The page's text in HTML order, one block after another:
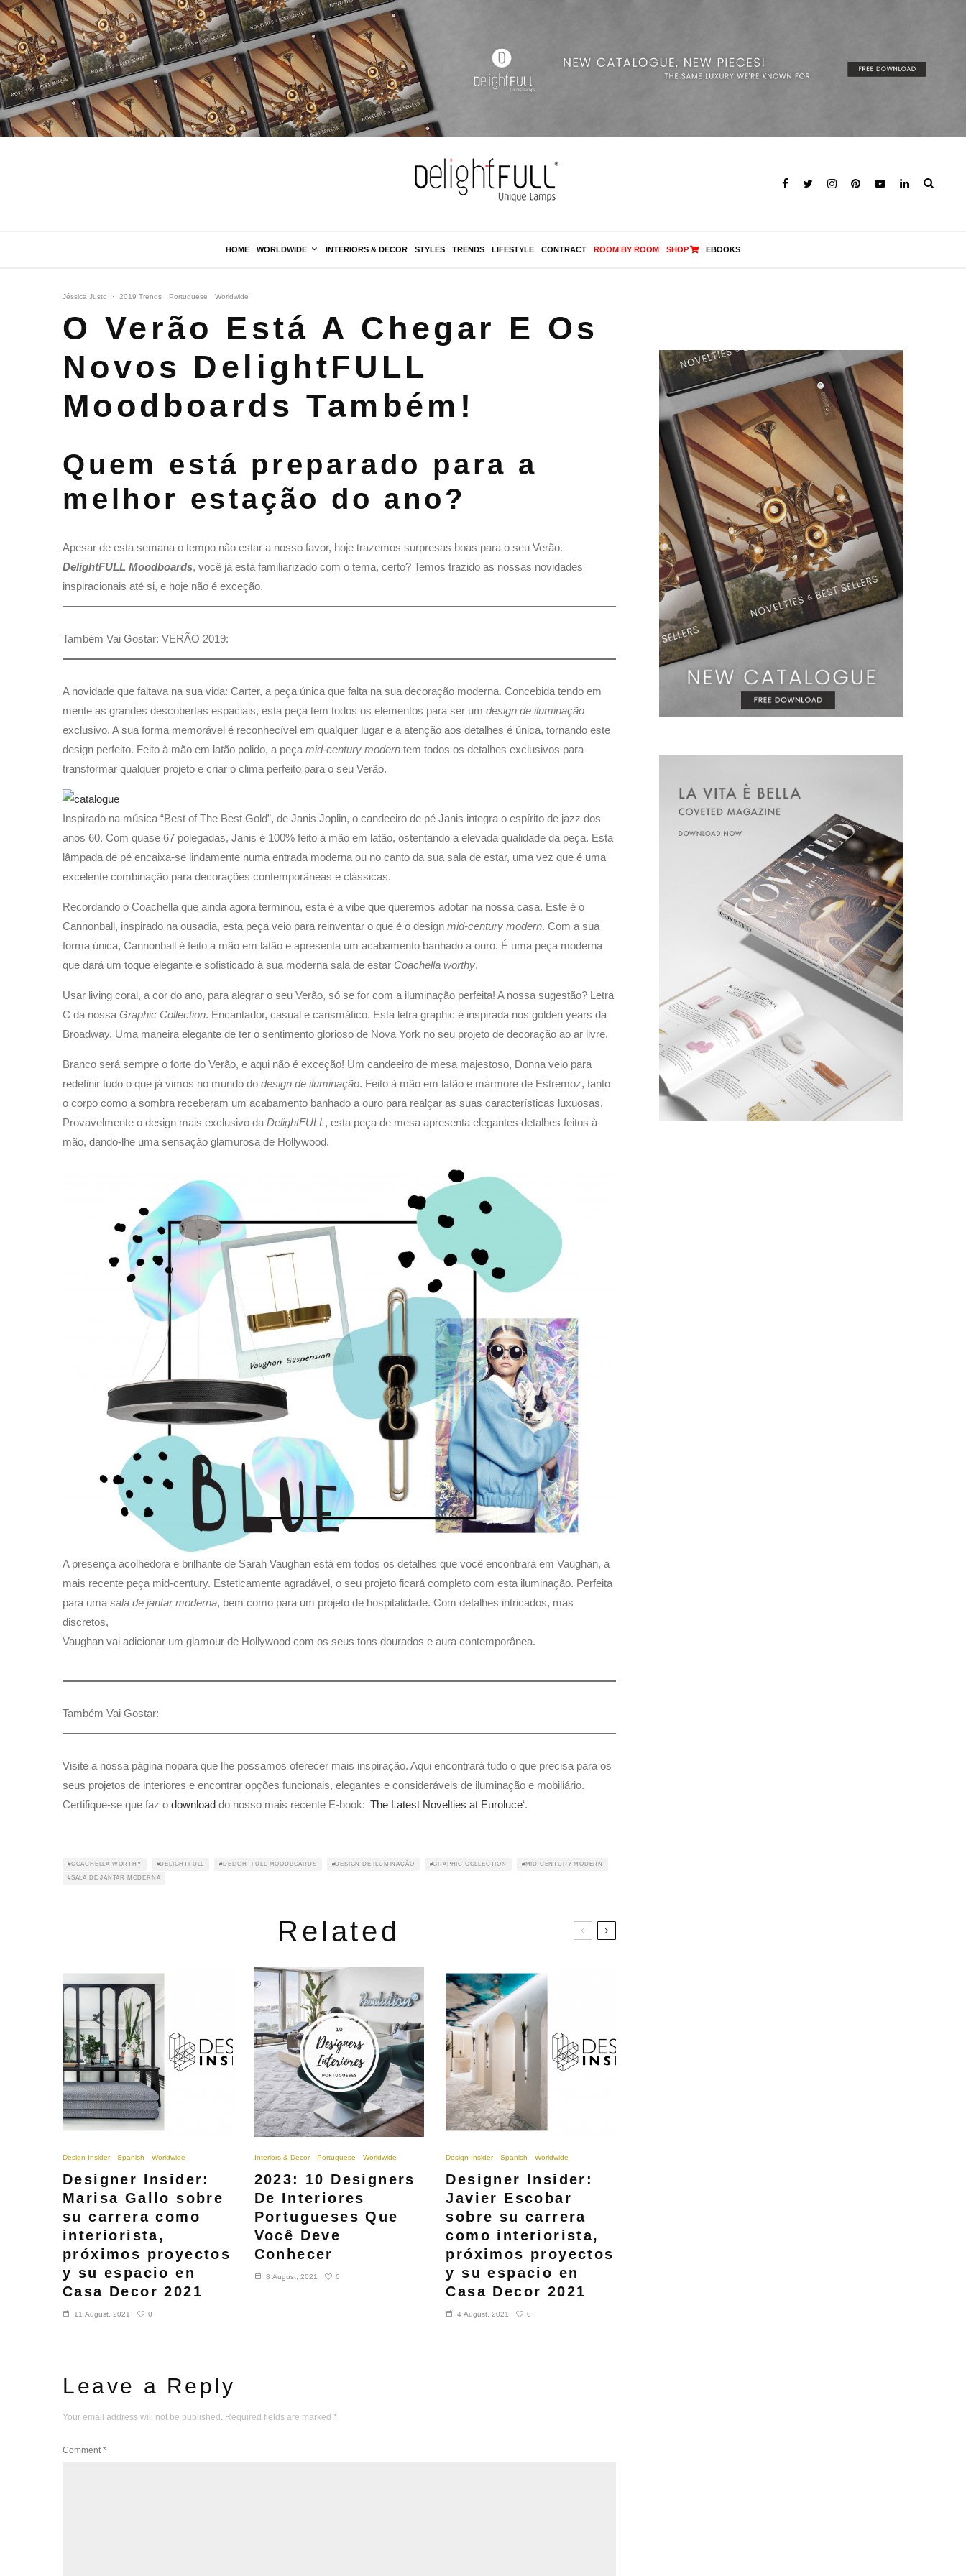
HOME WORLDWIDE INTERIORS & DECOR STYLES TRENDS LIFESTYLE CONTRACT ROOM BY ROOM SHOP EBOOKS
Jéssica Justo · 2019 Trends Portuguese Worldwide
O Verão Está A Chegar E Os
Novos DelightFULL
Moodboards Também!
Quem está preparado para a
melhor estação do ano?
Apesar de esta semana o tempo não estar a nosso favor, hoje trazemos surpresas boas para o seu Verão.
DelightFULL Moodboards, você já está familiarizado com o tema, certo? Temos trazido as nossas novidades
inspiracionais até si, e hoje não é exceção.
Também Vai Gostar: VERÃO 2019:
A novidade que faltava na sua vida: Carter, a peça única que falta na sua decoração moderna. Concebida tendo em
mente as grandes descobertas espaciais, esta peça tem todos os elementos para ser um design de iluminação
exclusivo. A sua forma memorável é reconhecível em qualquer lugar e a atenção aos detalhes é única, tornando este
design perfeito. Feito à mão em latão polido, a peça mid-century modern tem todos os detalhes exclusivos para
transformar qualquer projeto e criar o clima perfeito para o seu Verão.
Inspirado na música “Best of The Best Gold”, de Janis Joplin, o candeeiro de pé Janis integra o espírito de jazz dos
anos 60. Com quase 67 polegadas, Janis é 100% feito à mão em latão, ostentando a elevada qualidade da peça. Esta
lâmpada de pé encaixa-se lindamente numa entrada moderna ou no canto da sua sala de estar, uma vez que é uma
excelente combinação para decorações contemporâneas e clássicas.
Recordando o Coachella que ainda agora terminou, esta é a vibe que queremos adotar na nossa casa. Este é o
Cannonball, inspirado na ousadia, esta peça veio para reinventar o que é o design mid-century modern. Com a sua
forma única, Cannonball é feito à mão em latão e apresenta um acabamento banhado a ouro. É uma peça moderna
que dará um toque elegante e sofisticado à sua moderna sala de estar Coachella worthy.
Usar living coral, a cor do ano, para alegrar o seu Verão, só se for com a iluminação perfeita! A nossa sugestão? Letra
C da nossa Graphic Collection. Encantador, casual e carismático. Esta letra graphic é inspirada nos golden years da
Broadway. Uma maneira elegante de ter o sentimento glorioso de Nova York no seu projeto de decoração ao ar livre.
Branco será sempre o forte do Verão, e aqui não é exceção! Um candeeiro de mesa majestoso, Donna veio para
redefinir tudo o que já vimos no mundo do design de iluminação. Feito à mão em latão e mármore de Estremoz, tanto
o corpo como a sombra receberam um acabamento banhado a ouro para realçar as suas características luxuosas.
Provavelmente o design mais exclusivo da DelightFULL , esta peça de mesa apresenta elegantes detalhes feitos à
mão, dando-lhe uma sensação glamurosa de Hollywood.
A presença acolhedora e brilhante de Sarah Vaughan está em todos os detalhes que você encontrará em Vaughan, a
mais recente peça mid-century. Esteticamente agradável, o seu projeto ficará completo com esta iluminação. Perfeita
para uma sala de jantar moderna, bem como para um projeto de hospitalidade. Com detalhes intricados, mas
discretos,
Vaughan vai adicionar um glamour de Hollywood com os seus tons dourados e aura contemporânea.
Também Vai Gostar:
Visite a nossa página nopara que lhe possamos oferecer mais inspiração. Aqui encontrará tudo o que precisa para os
seus projetos de interiores e encontrar opções funcionais, elegantes e consideráveis de iluminação e mobiliário.
Certifique-se que faz o download do nosso mais recente E-book: ‘The Latest Novelties at Euroluce‘.
COACHELLA WORTHY DELIGHTFULL DELIGHTFULL MOODBOARDS DESIGN DE ILUMINAÇÃO GRAPHIC COLLECTION MID CENTURY MODERN
SALA DE JANTAR MODERNA
Related
Design Insider Spanish Worldwide
Designer Insider:
Marisa Gallo sobre
su carrera como
interiorista,
próximos proyectos
y su espacio en
Casa Decor 2021
11 August, 2021 0
Interiors & Decor Portuguese Worldwide
2023: 10 Designers
De Interiores
Portugueses Que
Você Deve
Conhecer
8 August, 2021 0
Design Insider Spanish Worldwide
Designer Insider:
Javier Escobar
sobre su carrera
como interiorista,
próximos proyectos
y su espacio en
Casa Decor 2021
4 August, 2021 0
Leave a Reply
Your email address will not be published. Required fields are marked *
Comment*